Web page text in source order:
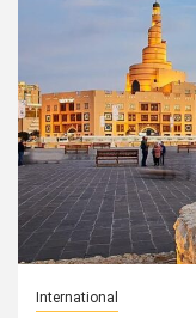
International